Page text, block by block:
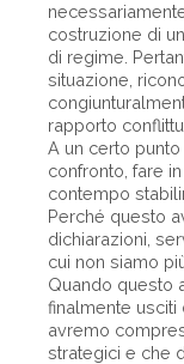
costruzione di
di regime.
situazione,
rapporto
A un certo
confronto, fare
contempo
Perché questo
dichiarazioni,
cui non siamo
Quando questo
finalmente
avremo
strategici e che